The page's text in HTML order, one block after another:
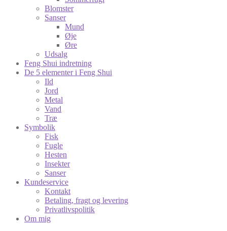
Blomster
Sanser
Mund
Øje
Øre
Udsalg
Feng Shui indretning
De 5 elementer i Feng Shui
Ild
Jord
Metal
Vand
Træ
Symbolik
Fisk
Fugle
Hesten
Insekter
Sanser
Kundeservice
Kontakt
Betaling, fragt og levering
Privatlivspolitik
Om mig